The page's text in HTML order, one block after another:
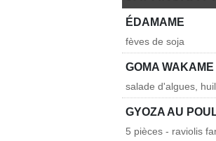
ÉDAMAME
fèves de soja
GOMA WAKAME
salade d'algues,
GYOZA AU
5 pièces - raviolis